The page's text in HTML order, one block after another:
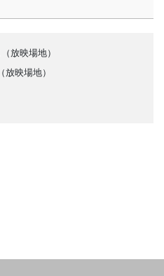
（放映場地）
（放映場地）